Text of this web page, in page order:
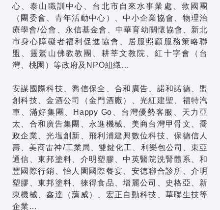
心、泰山職訓中心、台北市自來水事業處、救國團
（團委會、青年活動中心）、中小企業協會、物理治
療學會/公會、永信基金會、中華育幼關懷協會、新北
市身心障礙者福利促進協會、居服照顧服務策略聯
盟、靈鷲山佛教教團、耕莘文教院、紅十字會（台
灣、桃園）等政府及NPO組織…
安謀國際科技、喬信保全、合和廣告、諾和諾德、盟
創科技、金酒公司（金門酒廠）、光紅建聖、福特汽
車、滿好集團、Happy Go、台灣優勢客服、天力亞
太、合和廣告集團、永進機械、美商台灣甲骨文、喬
政企業、光塩創新、飛利浦建興數位科技、保德信人
壽、美商雷神/工業局、雙鍵化工、利樂包公司、東亞
通信、東邦塗料、介明塑膠、中英醫院洗腎體系、和
豐國際行銷、怡人園國際餐宴、安德聯合診所、介明
塑膠、東邦塗料、徠得食品、增麗公司、史格亞、新
東機械、鑫達（藹威）、宏正自動科技、華聯生技等
企業…